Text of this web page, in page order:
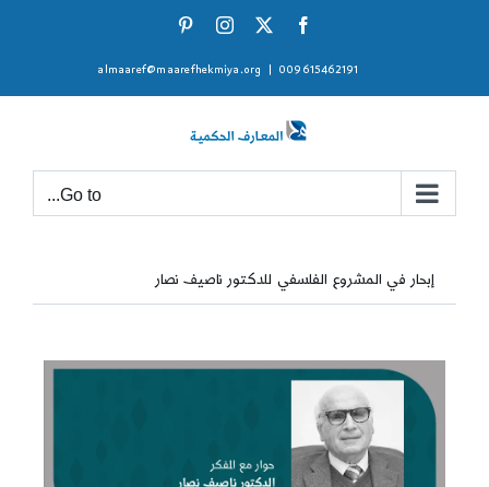
Facebook
X
Instagram
009615462191
almaaref@maarefhekmiya.org
Go to...
إبحار في المشروع الفلسفي للدكتور ناصيف نصار